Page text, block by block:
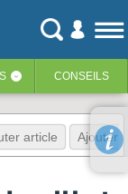
‹ CONSEILS
article Ajouter